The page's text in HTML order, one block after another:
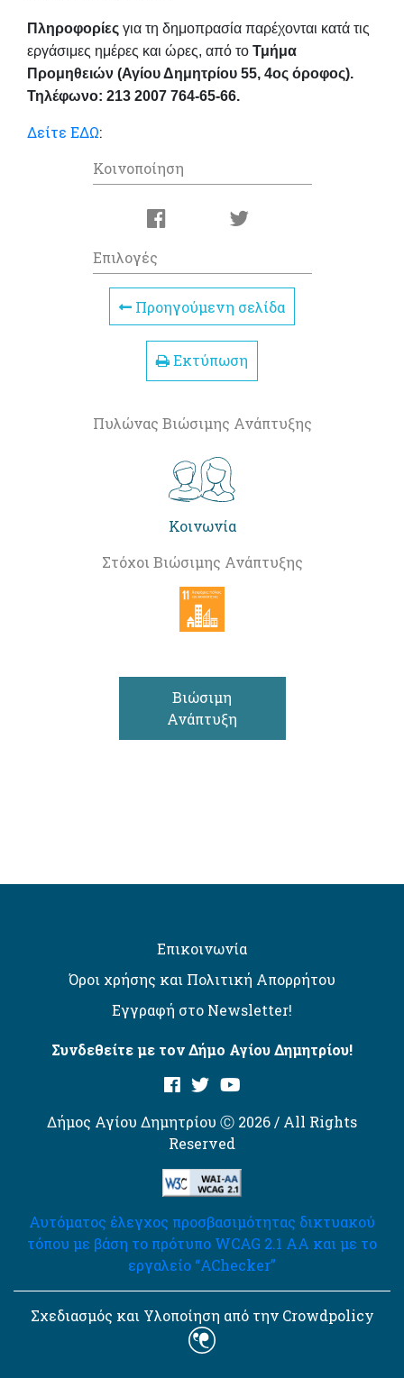
Πληροφορίες για τη δημοπρασία παρέχονται κατά τις
εργάσιμες ημέρες και ώρες, από το Τμήμα
Προμηθειών (Αγίου Δημητρίου 55, 4ος όροφος).
Τηλέφωνο: 213 2007 764-65-66.
Δείτε ΕΔΩ:
Κοινοποίηση
Επιλογές
Προηγούμενη σελίδα
Εκτύπωση
Πυλώνας Βιώσιμης Ανάπτυξης
Κοινωνία
Στόχοι Βιώσιμης Ανάπτυξης
Βιώσιμη
Ανάπτυξη
Επικοινωνία
Όροι χρήσης και Πολιτική Απορρήτου
Εγγραφή στο Newsletter!
Συνδεθείτε με τον Δήμο Αγίου Δημητρίου!
Δήμος Αγίου Δημητρίου Ⓒ 2026 / All Rights
Reserved
Αυτόματος έλεγχος προσβασιμότητας δικτυακού
τόπου με βάση το πρότυπο WCAG 2.1 AA και με το
εργαλείο “AChecker”
Σχεδιασμός και Υλοποίηση από την Crowdpolicy